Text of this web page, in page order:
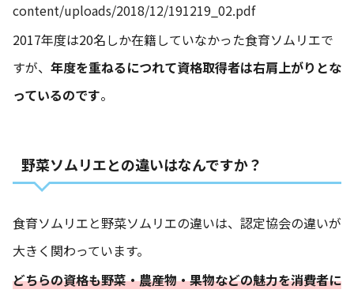
content/uploads/2018/12/191219_02.pdf
2017年度は20名しか在籍していなかった食育ソムリエで
すが、 年度を重ねるにつれて資格取得者は右肩上がりとな
っているのです。
野菜ソムリエとの違いはなんですか？
食育ソムリエと野菜ソムリエの違いは、認定協会の違いが
大きく関わっています。
どちらの資格も野菜・農産物・果物などの魅力を消費者に